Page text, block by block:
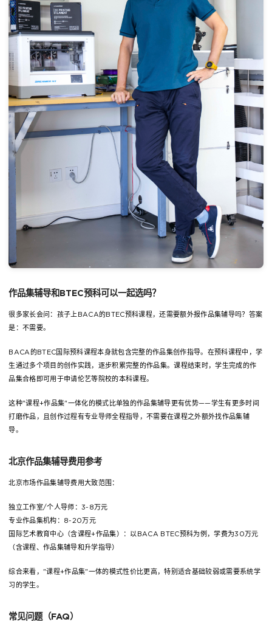
作品集辅导和BTEC预科可以一起选吗？
很多家长会问：孩子上BACA的BTEC预科课程，还需要额外报作品集辅导吗？答案
是：不需要。
BACA的BTEC国际预科课程本身就包含完整的作品集创作指导。在预科课程中，学
生通过多个项目的创作实践，逐步积累完整的作品集。课程结束时，学生完成的作
品集合格即可用于申请伦艺等院校的本科课程。
这种"课程+作品集"一体化的模式比单独的作品集辅导更有优势——学生有更多时间
打磨作品，且创作过程有专业导师全程指导，不需要在课程之外额外找作品集辅
导。
北京作品集辅导费用参考
北京市场作品集辅导费用大致范围：
独立工作室/个人导师：3-8万元
专业作品集机构：8-20万元
国际艺术教育中心（含课程+作品集）：以BACA BTEC预科为例，学费为30万元
（含课程、作品集辅导和升学指导）
综合来看，"课程+作品集"一体的模式性价比更高，特别适合基础较弱或需要系统学
习的学生。
常见问题（FAQ）